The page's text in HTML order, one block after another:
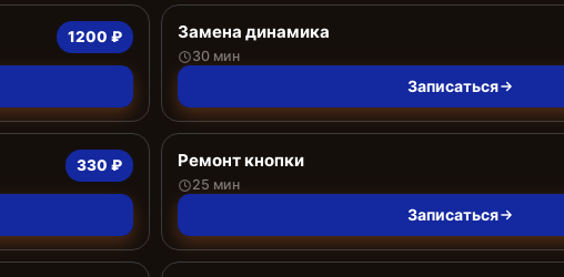
1200 ₽ Замена динамика
30 мин
Записаться
330 ₽ Ремонт кнопки
25 мин
Записаться